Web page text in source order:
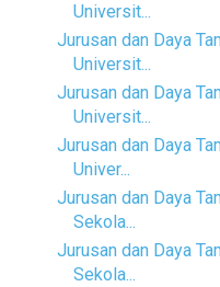
Universit...
Jurusan dan Daya
Universit...
Jurusan dan Daya
Universit...
Jurusan dan Daya
Univer...
Jurusan dan Daya
Sekola...
Jurusan dan Daya
Sekola...